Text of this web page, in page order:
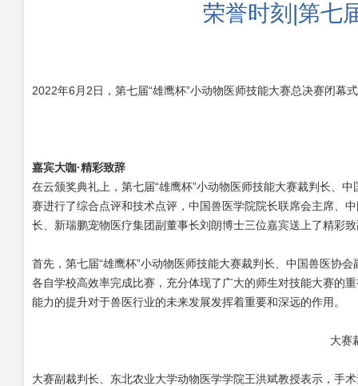
荣誉时刻|第七
2022年6 月 2日，第七届“雄鹰杯”小动物医师技能大赛总决赛闭幕
嘉宾大咖·精彩致辞
在云颁奖典礼上，第七届“雄鹰杯”小动物医师技能大赛裁判长、
赛进行了综合点评和技术点评，中国兽医学院院长联席会主席、
长、新瑞鹏宠物医疗集团副董事长刘朗博士三位嘉宾送上了精彩
首先，第七届“雄鹰杯”小动物医师技能大赛裁判长、中国兽医协
各自学校高效率完成比赛，充分体现了广大的师生对技能大赛的
能力的提升对于兽医行业的未来发展发挥着重要和深远的作用。
大赛
大赛副裁判长、东北农业大学动物医学学院王洪斌教授表示，手